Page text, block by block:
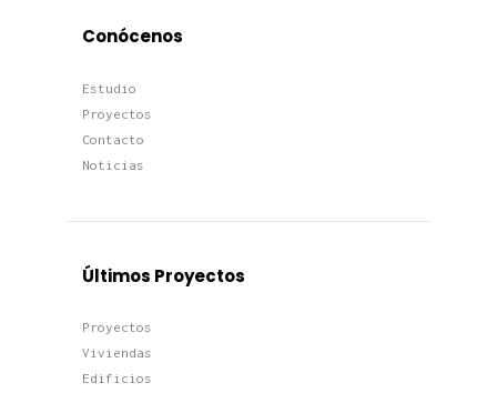
Conócenos
Estudio
Proyectos
Contacto
Noticias
Últimos Proyectos
Proyectos
Viviendas
Edificios